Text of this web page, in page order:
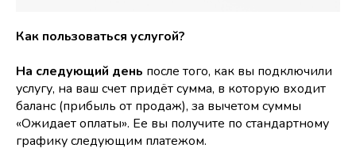
Как пользоваться услугой?
На следующий день после того, как вы подключили
услугу, на ваш счет придёт сумма, в которую входит
баланс (прибыль от продаж), за вычетом суммы
«Ожидает оплаты». Ее вы получите по стандартному
графику следующим платежом.